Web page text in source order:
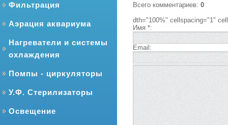
Фильтрация
Аэрация аквариума
Нагреватели и системы
охлаждения
Помпы - циркуляторы
У.Ф. Стерилизаторы
Освещение
Всего комментариев: 0
dth="100%" cellspacing="1"
Имя *:
Email: